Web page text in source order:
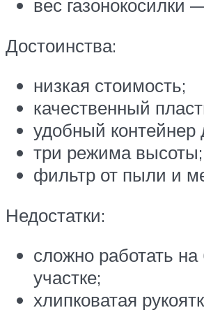
вес газонокосилки
Достоинства:
низкая стоимость;
качественный
удобный контейнер
три режима высоты;
фильтр от пыли и
Недостатки:
сложно работать на
участке;
хлипковатая